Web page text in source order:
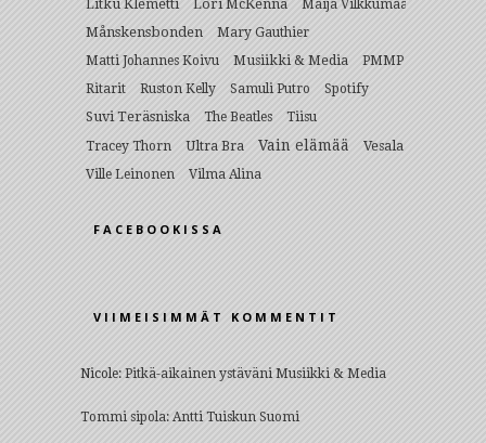
Litku Klemetti
Lori McKenna Maija Vilkkumaa
Månskensbonden
Mary Gauthier
Matti Johannes Koivu
Musiikki & Media
PMMP
Ritarit
Ruston Kelly Samuli Putro Spotify
Suvi Teräsniska The Beatles
Tiisu
Tracey Thorn
Ultra Bra Vain elämää Vesala
Ville Leinonen Vilma Alina
FACEBOOKISSA
VIIMEISIMMÄT KOMMENTIT
Nicole: Pitkä-aikainen ystäväni Musiikki & Media
Tommi sipola: Antti Tuiskun Suomi